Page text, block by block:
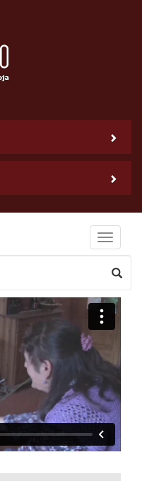
Toggle